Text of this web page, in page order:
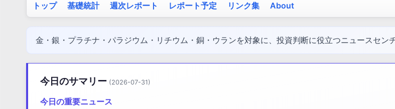
トップ 基礎統計 週次レポート レポート予定 リンク集 About
金・銀・プラチナ・パラジウム・リチウム・銅・ウランを対象に、投資判断に役立つニュースセン
今日のサマリー (2026-07-31)
今日の重要ニュース